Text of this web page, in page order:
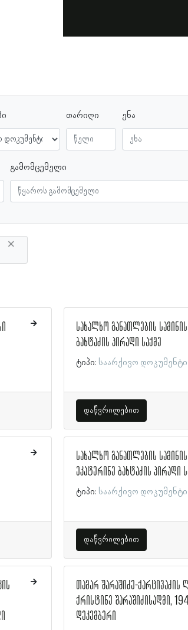
თარიღი ენა
გამომცემელი
×
სახალხო განათლების
ბახტაძის პირადი საქმე
ტიპი: საარქივო დოკუმენტი
დაწვრილებით
სახალხო განათლების
ეკატერინე ბახტაძის პირადი
ტიპი: საარქივო დოკუმენტი
დაწვრილებით
თამარ შარაშიძე-ქარცივაძის
ქრისტინე შარაშიძისადმი,
დეკემბერი